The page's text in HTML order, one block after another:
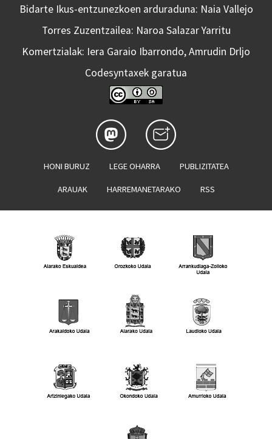
Bidarte Ikus-entzunezkoen arduraduna: Naia Vallejo
Torres Zuzentzailea: Naroa Salazar Yarritu
Komertzialak: Iera Garaio Ibarrondo, Amrudin Drljo
Codesyntaxek garatua
HONI BURUZ LEGE OHARRA PUBLIZITATEA
ARAUAK HARREMANETARAKO RSS